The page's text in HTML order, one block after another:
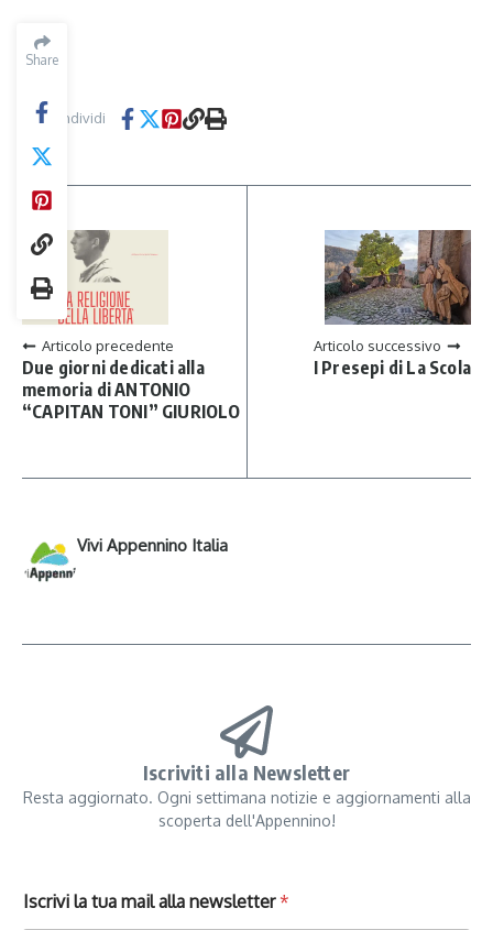
Share
Condividi
Articolo precedente
Due giorni dedicati alla
memoria di ANTONIO
“CAPITAN TONI” GIURIOLO
Articolo successivo
I Presepi di La Scola
Vivi Appennino Italia
Iscriviti alla Newsletter
Resta aggiornato. Ogni settimana notizie e aggiornamenti alla
scoperta dell'Appennino!
Iscrivi la tua mail alla newsletter*